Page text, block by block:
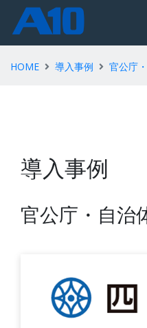
HOME 導入事例 官公庁
導入事例
官公庁・自治